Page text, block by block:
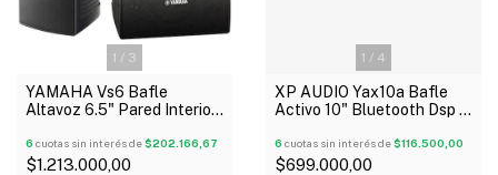
1 / 3
YAMAHA Vs6 Bafle
Altavoz 6.5" Pared Interior
Ohms
6 cuotas sin interés de$202.166,67
$1.213.000,00
1 / 4
XP AUDIO Yax10a Bafle
Activo 10" Bluetooth Dsp 4
6 cuotas sin interés de$116.500,00
$699.000,00